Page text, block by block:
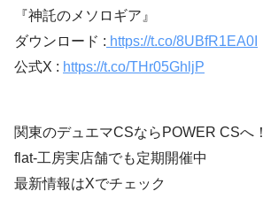
『神託のメソロギア』
ダウンロード : https://t.co/8UBfR1EA0I
公式X : https://t.co/THr05GhljP
関東のデュエマCSならPOWER CSへ！
flat-工房実店舗でも定期開催中
最新情報はXでチェック